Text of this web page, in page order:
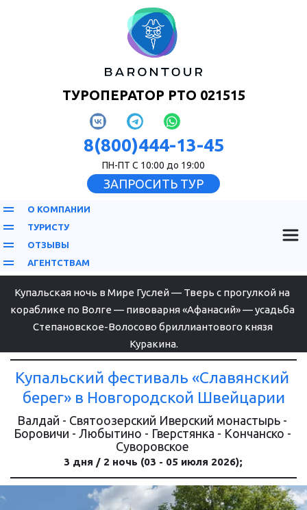
ТУРОПЕРАТОР РТО 021515
8(800)444-13-45
ПН-ПТ С 10:00 до 19:00
ЗАПРОСИТЬ ТУР
О КОМПАНИИ
ТУРИСТУ
ОТЗЫВЫ
АГЕНТСТВАМ
Купальская ночь в Мире Гуслей — Тверь с прогулкой на
кораблике по Волге — пивоварня «Афанасий» — усадьба
Степановское-Волосово бриллиантового князя
Куракина.
Купальский фестиваль «Славянский
берег» в Новгородской Швейцарии
Валдай - Святоозерский Иверский монастырь -
Боровичи - Любытино - Гверстянка - Кончанско -
Суворовское
3 дня / 2 ночь (03 - 05 июля 2026);